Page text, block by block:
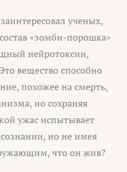
ученых,
«зомби-порошка»
нейротоксин,
вещество способно
похожее на смерть,
но сохраняя
ужас испытывает
но не имея
что он жив?